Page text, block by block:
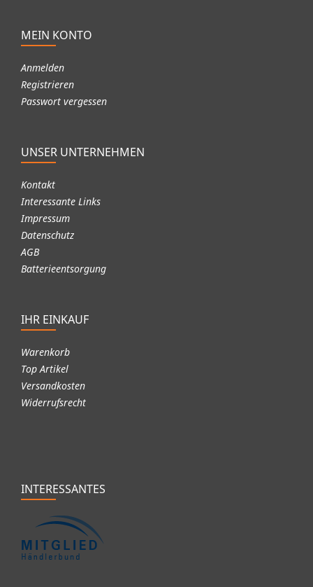
MEIN KONTO
Anmelden
Registrieren
Passwort vergessen
UNSER UNTERNEHMEN
Kontakt
Interessante Links
Impressum
Datenschutz
AGB
Batterieentsorgung
IHR EINKAUF
Warenkorb
Top Artikel
Versandkosten
Widerrufsrecht
INTERESSANTES